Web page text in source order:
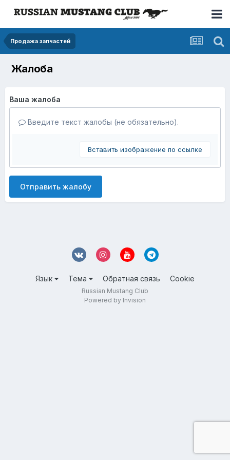
Продажа запчастей
Жалоба
Ваша жалоба
Введите текст жалобы (не обязательно).
Вставить изображение по ссылке
Отправить жалобу
Язык Тема Обратная связь Cookie
Russian Mustang Club
Powered by Invision